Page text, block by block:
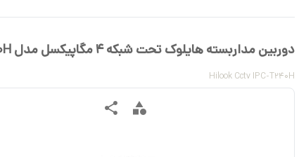
دوربین مداربسته هایلوک تحت شبکه 4 مگاپیکسل مدل IPC-T240H
Hilook Cctv IPC-T240H